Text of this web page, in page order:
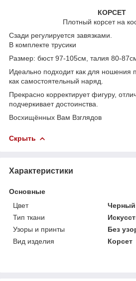
КОРСЕТ
Плотный корсет на
Сзади регулируется завязками.
В комплекте трусики
Размер: бюст 97-105см, талия 80-
Идеально подходит как для ношения
как самостоятельный наряд.
Прекрасно корректирует фигуру,
подчеркивает достоинства.
Восхищённых Вам Взглядов
Скрыть
Характеристики
Основные
Цвет
Черный
Тип ткани
Узоры и принты
Без
Вид изделия
Корсет